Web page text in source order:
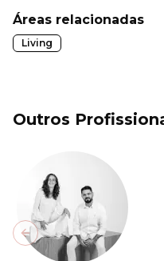
Áreas relacionadas
Living
Outros
Previous slide